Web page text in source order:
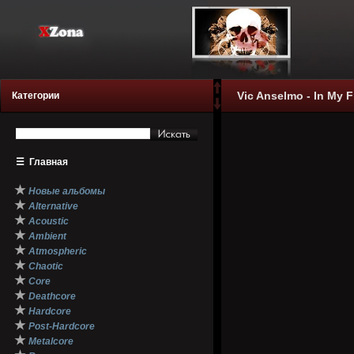
Категории
☰ Главная
★ Новые альбомы
★ Alternative
★ Acoustic
★ Ambient
★ Atmospheric
★ Chaotic
★ Core
★ Deathcore
★ Hardcore
★ Post-Hardcore
★ Metalcore
Vic Anselmo - In My